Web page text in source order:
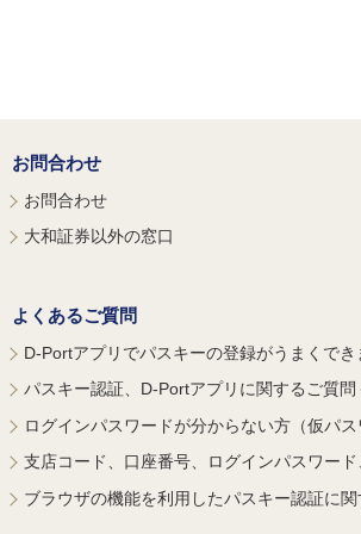
お問合わせ
お問合わせ
大和証券以外の窓口
よくあるご質問
D-Portアプリでパスキーの登録がうまくでき
パスキー認証、D-Portアプリに関するご質問
ログインパスワードが分からない方（仮パス
支店コード、口座番号、ログインパスワー
ブラウザの機能を利用したパスキー認証に